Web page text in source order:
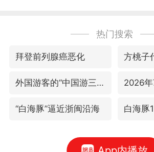
热门搜索
拜登前列腺癌恶化
外国游客的“中国游三件套”火了
“白海豚”逼近浙闽沿海 白海豚